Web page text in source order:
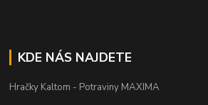
KDE NÁS NAJDETE
Hračky Kaltom - Potraviny MAXIMA